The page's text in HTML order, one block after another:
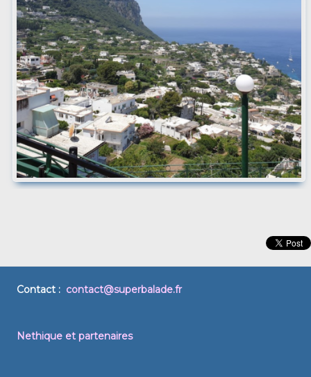
Contact : contact@superbalade.fr
Nethique et partenaires